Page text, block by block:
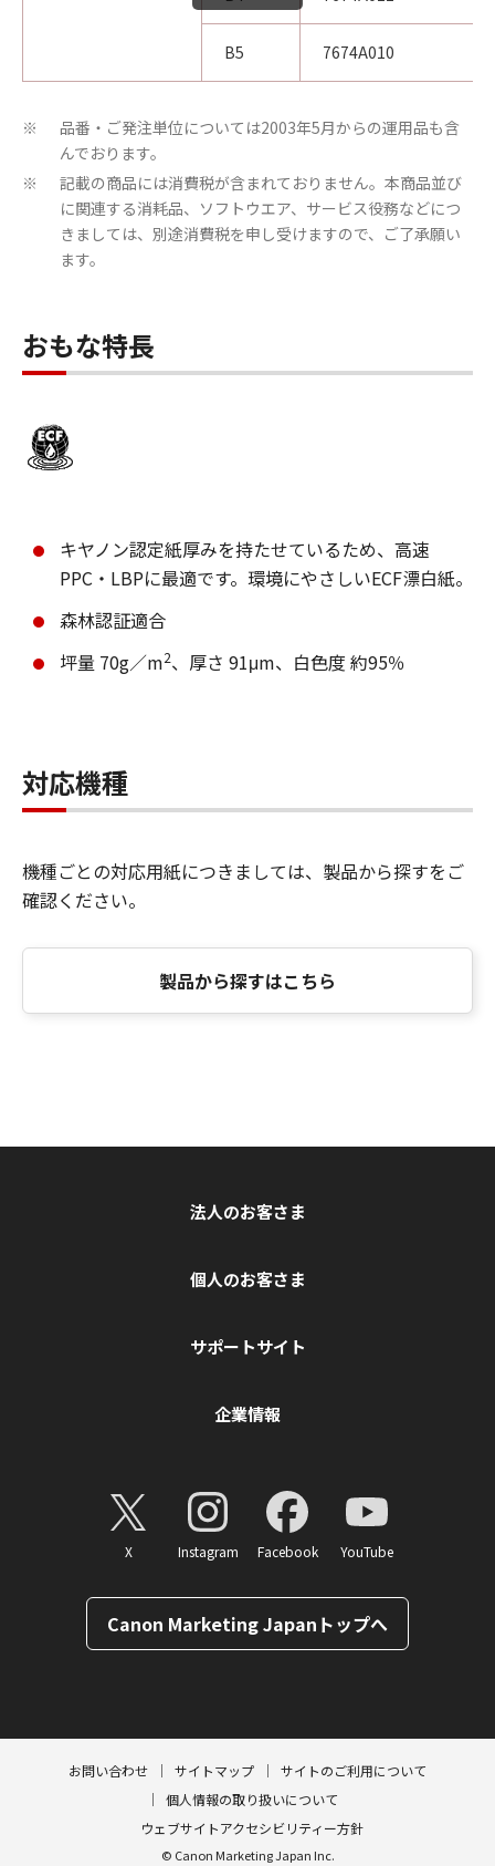
B5 7674A010
※
品番・ご発注単位については2003年5月からの運用品も含
んでおります。
※
記載の商品には消費税が含まれておりません。本商品並び
に関連する消耗品、ソフトウエア、サービス役務などにつ
きましては、別途消費税を申し受けますので、ご了承願い
ます。
おもな特長
キヤノン認定紙厚みを持たせているため、高速
PPC・LBPに最適です。環境にやさしいECF漂白紙。
森林認証適合
坪量 70g／m2、厚さ 91μm、白色度 約95％
対応機種
機種ごとの対応用紙につきましては、製品から探すをご
確認ください。
製品から探すはこちら
法人のお客さま
個人のお客さま
サポートサイト
企業情報
X Instagram Facebook YouTube
Canon Marketing Japanトップへ
お問い合わせ サイトマップ
サイトのご利用について
個人情報の取り扱いについて
ウェブサイトアクセシビリティー方針
© Canon Marketing Japan Inc.